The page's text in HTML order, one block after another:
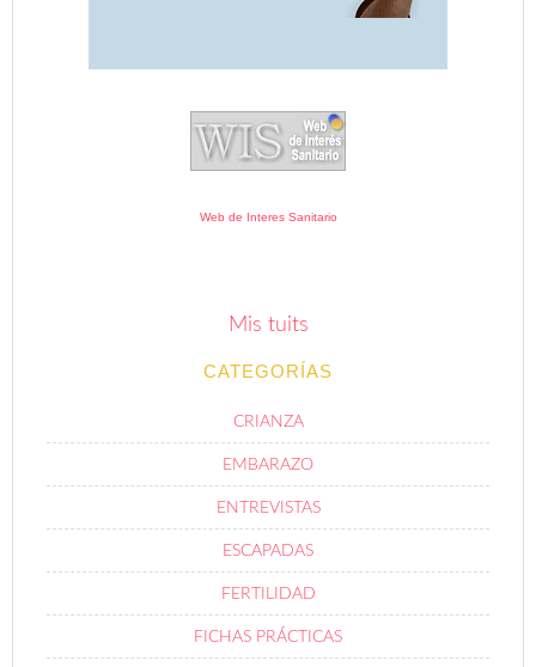
Web de Interes Sanitario
Mis tuits
CATEGORÍAS
CRIANZA
EMBARAZO
ENTREVISTAS
ESCAPADAS
FERTILIDAD
FICHAS PRÁCTICAS